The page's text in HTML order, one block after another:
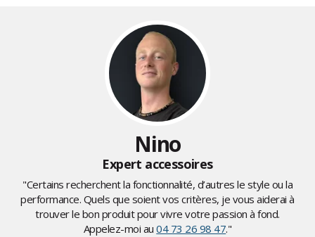
Nino
Expert accessoires
"Certains recherchent la fonctionnalité, d’autres le style ou la
performance. Quels que soient vos critères, je vous aiderai à
trouver le bon produit pour vivre votre passion à fond.
Appelez-moi au04 73 26 98 47."